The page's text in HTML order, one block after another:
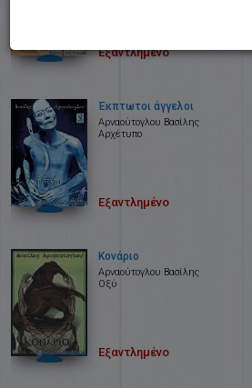
Εξαντλημένο
Έκπτωτοι άγγελοι
Αρναούτογλου Βασίλης
Αρχέτυπο
Εξαντλημένο
Κονάριο
Αρναούτογλου Βασίλης
Οξύ
Εξαντλημένο